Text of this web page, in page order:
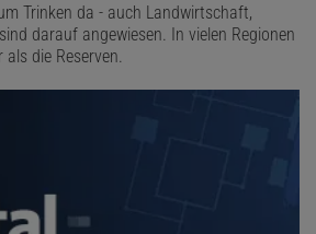
Trinken da - auch Landwirtschaft,
darauf angewiesen. In vielen Regionen
die Reserven.